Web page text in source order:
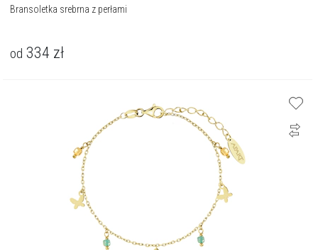
Bransoletka srebrna z perłami
od 334 zł